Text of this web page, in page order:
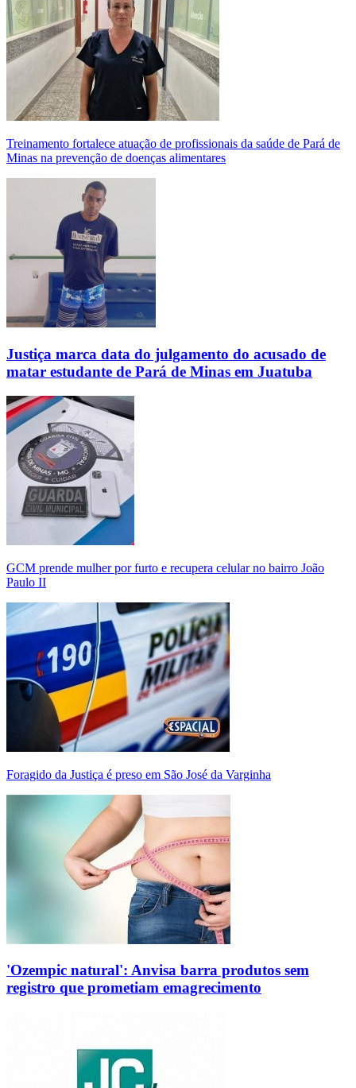
Treinamento fortalece atuação de profissionais da saúde de Pará de
Minas na prevenção de doenças alimentares
Justiça marca data do julgamento do acusado de
matar estudante de Pará de Minas em Juatuba
GCM prende mulher por furto e recupera celular no bairro João
Paulo II
Foragido da Justiça é preso em São José da Varginha
'Ozempic natural': Anvisa barra produtos sem
registro que prometiam emagrecimento